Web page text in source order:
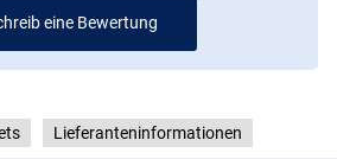
eine Bewertung
Lieferanteninformationen